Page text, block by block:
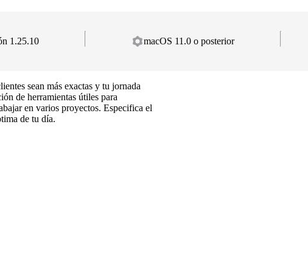
1.25.10 macOS 11.0 o posterior
sean más exactas y tu jornada
de herramientas útiles para
en varios proyectos. Especifica el
de tu día.